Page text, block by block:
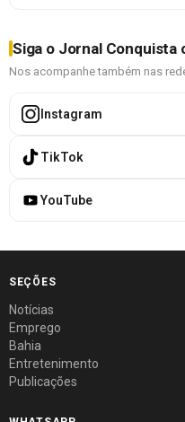
Siga o Jornal Conquista
Nos acompanhe também nas
Instagram
TikTok
YouTube
SEÇÕES
Notícias
Emprego
Bahia
Entretenimento
Publicações